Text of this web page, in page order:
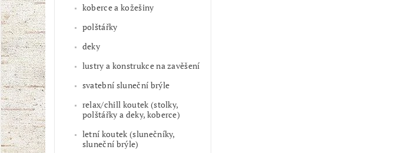
koberce a kožešiny
polštářky
deky
lustry a konstrukce na zavěšení
svatební sluneční brýle
relax/chill koutek (stolky,
polštářky a deky, koberce)
letní koutek (slunečníky,
sluneční brýle)